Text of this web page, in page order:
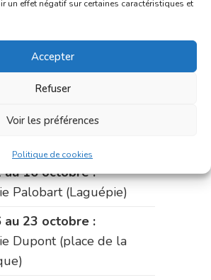
un effet négatif sur certaines caractéristiques et
Accepter
Refuser
Voir les préférences
Politique de cookies
(rue Saint-Jacques)
12 octobre:pharmacie
Marcellin-Fabre)
octobre :pharmacie
au 16 octobre :
Palobart (Laguépie)
au 23 octobre :
Dupont (place de la